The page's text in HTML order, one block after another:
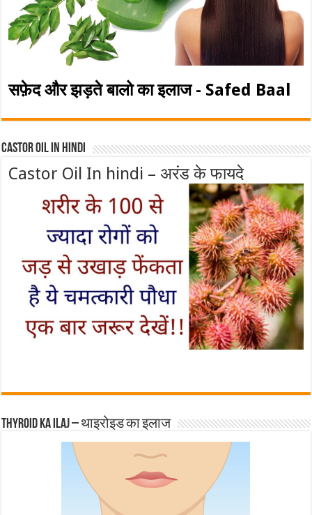
सफ़ेद और झड़ते बालो का इलाज - Safed Baal
Castor Oil In Hindi
Castor Oil In hindi – अरंड के फायदे
Thyroid ka ilaj – थाइरोइड का इलाज